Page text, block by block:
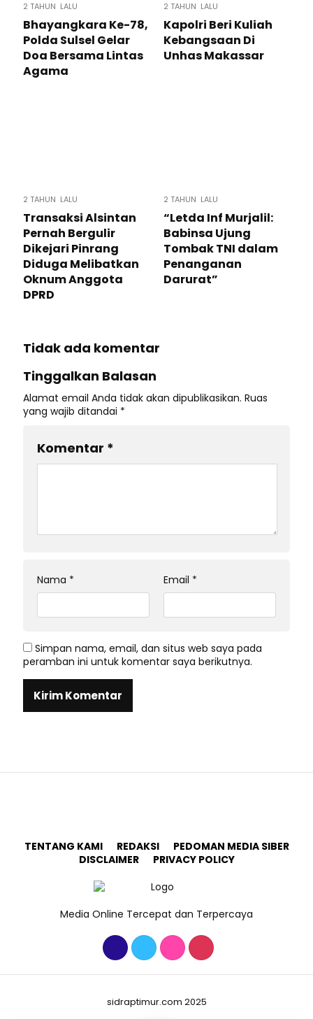
2 TAHUN LALU
Bhayangkara Ke-78,
Polda Sulsel Gelar
Doa Bersama Lintas
Agama
2 TAHUN LALU
Kapolri Beri Kuliah
Kebangsaan Di
Unhas Makassar
2 TAHUN LALU
Transaksi Alsintan
Pernah Bergulir
Dikejari Pinrang
Diduga Melibatkan
Oknum Anggota
DPRD
2 TAHUN LALU
“Letda Inf Murjalil:
Babinsa Ujung
Tombak TNI dalam
Penanganan
Darurat”
Tidak ada komentar
Tinggalkan Balasan
Alamat email Anda tidak akan dipublikasikan. Ruas
yang wajib ditandai *
Komentar *
Nama * Email *
Simpan nama, email, dan situs web saya pada
peramban ini untuk komentar saya berikutnya.
TENTANG KAMI REDAKSI
PEDOMAN MEDIA SIBER
DISCLAIMER
PRIVACY POLICY
Media Online Tercepat dan Terpercaya
sidraptimur.com 2025